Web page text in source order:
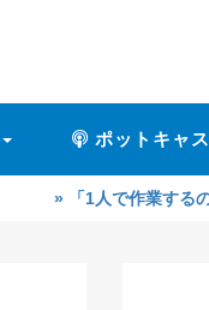
ポットキャ
作業するのが辛くなって